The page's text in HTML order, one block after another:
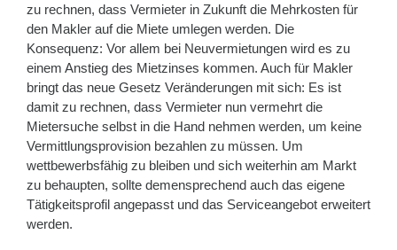
zu rechnen, dass Vermieter in Zukunft die Mehrkosten für
den Makler auf die Miete umlegen werden. Die
Konsequenz: Vor allem bei Neuvermietungen wird es zu
einem Anstieg des Mietzinses kommen. Auch für Makler
bringt das neue Gesetz Veränderungen mit sich: Es ist
damit zu rechnen, dass Vermieter nun vermehrt die
Mietersuche selbst in die Hand nehmen werden, um keine
Vermittlungsprovision bezahlen zu müssen. Um
wettbewerbsfähig zu bleiben und sich weiterhin am Markt
zu behaupten, sollte demensprechend auch das eigene
Tätigkeitsprofil angepasst und das Serviceangebot erweitert
werden.